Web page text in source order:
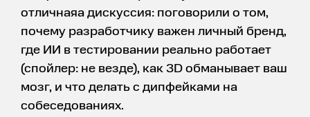
отличнаяа дискуссия: поговорили о том,
почему разработчику важен личный бренд,
где ИИ в тестировании реально работает
(спойлер: не везде), как 3D обманывает ваш
мозг, и что делать с дипфейками на
собеседованиях.